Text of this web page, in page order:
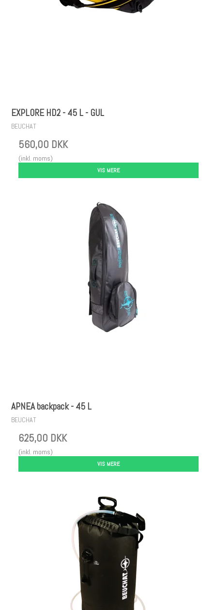
EXPLORE HD2 - 45 L - GUL
BEUCHAT
560,00 DKK
(inkl. moms)
VIS MERE
APNEA backpack - 45 L
BEUCHAT
625,00 DKK
(inkl. moms)
VIS MERE